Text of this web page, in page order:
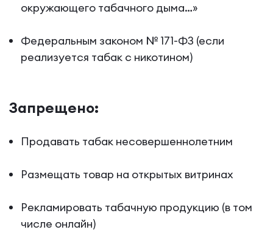
окружающего табачного дыма…»
Федеральным законом № 171-ФЗ (если
реализуется табак с никотином)
Запрещено:
Продавать табак несовершеннолетним
Размещать товар на открытых витринах
Рекламировать табачную продукцию (в том
числе онлайн)